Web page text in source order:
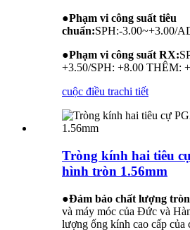
●Phạm vi công suất tiêu
chuẩn:SPH:-3.00~+3.00/
●Phạm vi công suất RX:
+3.50/SPH: +8.00 THÊM:
cuộc điều trachi tiết
Tròng kính hai tiêu
hình tròn 1.56mm
●Đảm bảo chất lượng
và máy móc của Đức và
lượng ống kính cao cấp của